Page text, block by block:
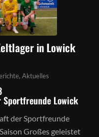
in Lowick
, Aktuelles
Sportfreunde Lowick
der Sportfreunde
Großes geleistet